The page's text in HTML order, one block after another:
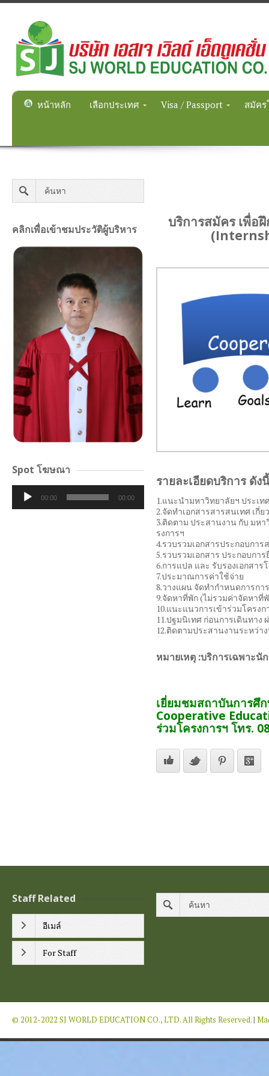
หน้าหลัก เลือกประเทศ Visa / Passport สมัคร
บริการสมัคร เพื่อ
รายละเอียดบริการ ดังนี้
1.แนะนำมหาวิทยาลัยฯ ประเท
2.จัดทำเอกสารสารสนเทศ เกี่
3.ติดตาม ประสานงาน กับ มห
รงการฯ
4.รวบรวมเอกสารประกอบการ
5.รวบรวมเอกสาร ประกอบกา
6.การแปล และ รับรองเอกสา
7.ประมาณการค่าใช้จ่าย
8.วางแผน จัดทำกำหนดการกา
9.จัดหาที่พัก (ไม่รวมค่าจัดหาที่
10.แนะแนวการเข้าร่วมโครง
11.ปฐมนิเทศ ก่อนการเดินทาง
12.ติดตามประสานงานระหว่า
หมายเหตุ :บริการเฉพาะ
เยี่ยมชมสถาบันการศึ
Cooperative
ร่วมโครงการฯ โทร.
คลิกเพื่อเข้าชมประวัติผู้บริหาร
Spot โฆษณา
Audio
Player
00:00 00:00
Staff Related
อีเมล์
For Staff
© 2012-2022 SJ WORLD EDUCATION CO., LTD. All Rights Reserved.|